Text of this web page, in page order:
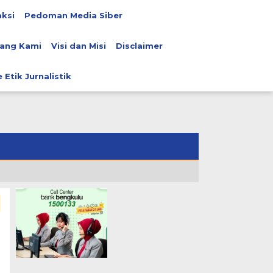
Pedoman Media Siber
Kami Visi dan Misi Disclaimer
Etik Jurnalistik